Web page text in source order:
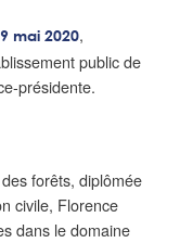
mai 2020,
public de
présidente.
forêts, diplômée
civile, Florence
dans le domaine